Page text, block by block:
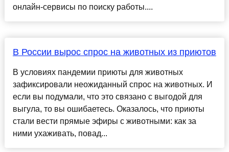
онлайн-сервисы по поиску работы....
В России вырос спрос на животных из приютов
В условиях пандемии приюты для животных
зафиксировали неожиданный спрос на животных. И
если вы подумали, что это связано с выгодой для
выгула, то вы ошибаетесь. Оказалось, что приюты
стали вести прямые эфиры с животными: как за
ними ухаживать, повад...